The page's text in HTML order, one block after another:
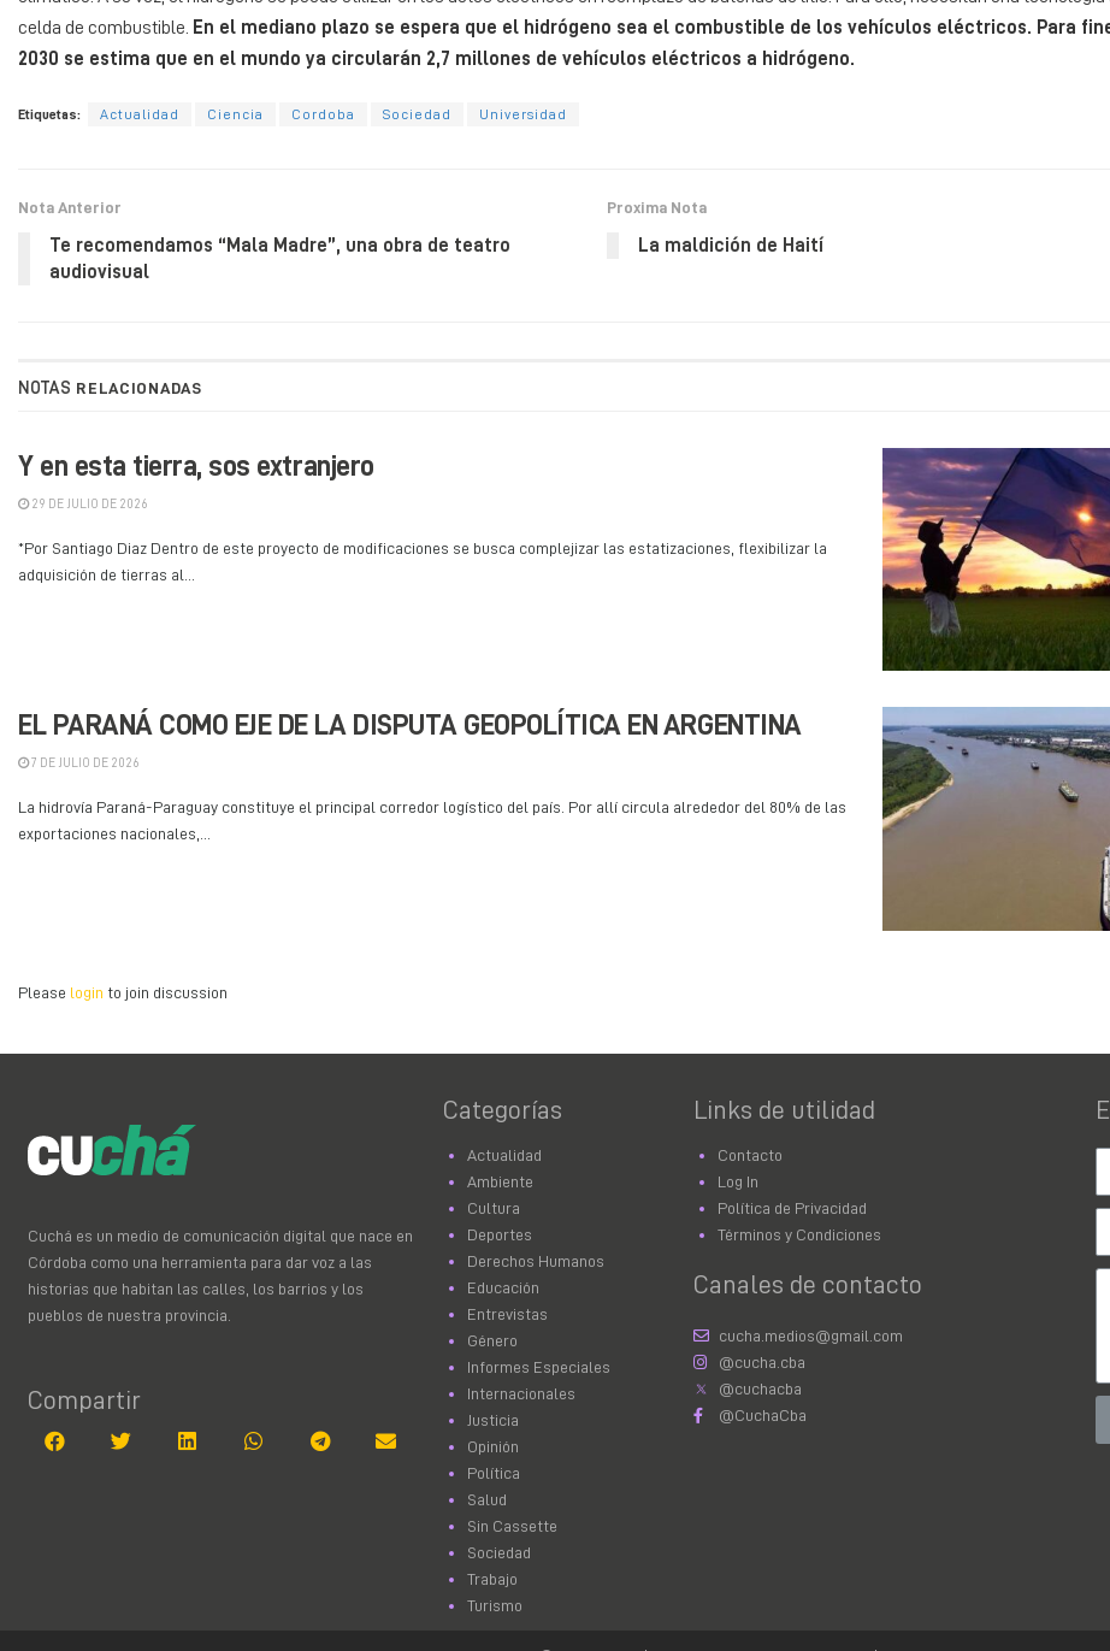
celda de combustible.
En el mediano plazo se espera que el hidrógeno sea el combustible de los vehículos eléctricos. Para
2030 se estima que en el mundo ya circularán 2,7 millones de vehículos eléctricos a hidrógeno.
Etiquetas: Actualidad Ciencia Cordoba Sociedad Universidad
Nota Anterior
Te recomendamos “Mala Madre”, una obra de teatro
audiovisual
Proxima Nota
La maldición de Haití
NOTAS RELACIONADAS
Y en esta tierra, sos extranjero
29 DE JULIO DE 2026
*Por Santiago Diaz Dentro de este proyecto de modificaciones se busca complejizar las estatizaciones, flexibilizar la
adquisición de tierras al...
EL PARANÁ COMO EJE DE LA DISPUTA GEOPOLÍTICA EN ARGENTINA
7 DE JULIO DE 2026
La hidrovía Paraná-Paraguay constituye el principal corredor logístico del país. Por allí circula alrededor del 80% de las
exportaciones nacionales,...
Please login to join discussion
Cuchá es un medio de comunicación digital que nace en
Córdoba como una herramienta para dar voz a las
historias que habitan las calles, los barrios y los
pueblos de nuestra provincia.
Compartir
Categorías
Actualidad
Ambiente
Cultura
Deportes
Derechos Humanos
Educación
Entrevistas
Género
Informes Especiales
Internacionales
Justicia
Opinión
Política
Salud
Sin Cassette
Sociedad
Trabajo
Turismo
Links de utilidad
Contacto
Log In
Política de Privacidad
Términos y Condiciones
Canales de contacto
cucha.medios@gmail.com
@cucha.cba
@cuchacba
@CuchaCba